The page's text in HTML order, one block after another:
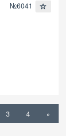
№6041
3 4 »